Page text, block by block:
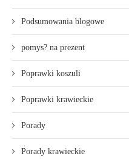
Podsumowania blogowe
pomys? na prezent
Poprawki koszuli
Poprawki krawieckie
Porady
Porady krawieckie